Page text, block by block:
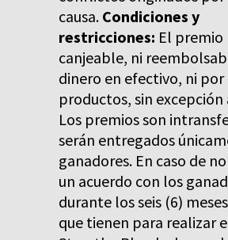
causa. Condiciones y
restricciones: El premio
canjeable, ni
dinero en efectivo, ni
productos, sin excepción
Los premios son
serán entregados
ganadores. En caso de
un acuerdo con los
durante los seis (6)
que tienen para realizar